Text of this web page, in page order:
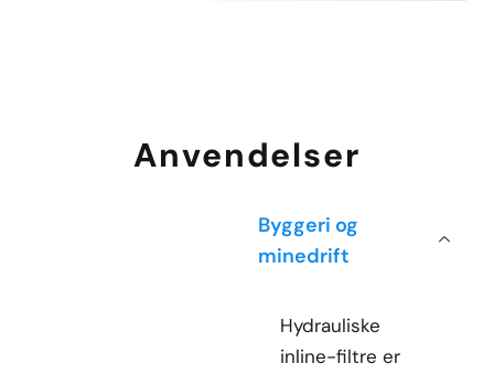
Anvendelser
Byggeri og
minedrift
Hydrauliske
inline-filtre er